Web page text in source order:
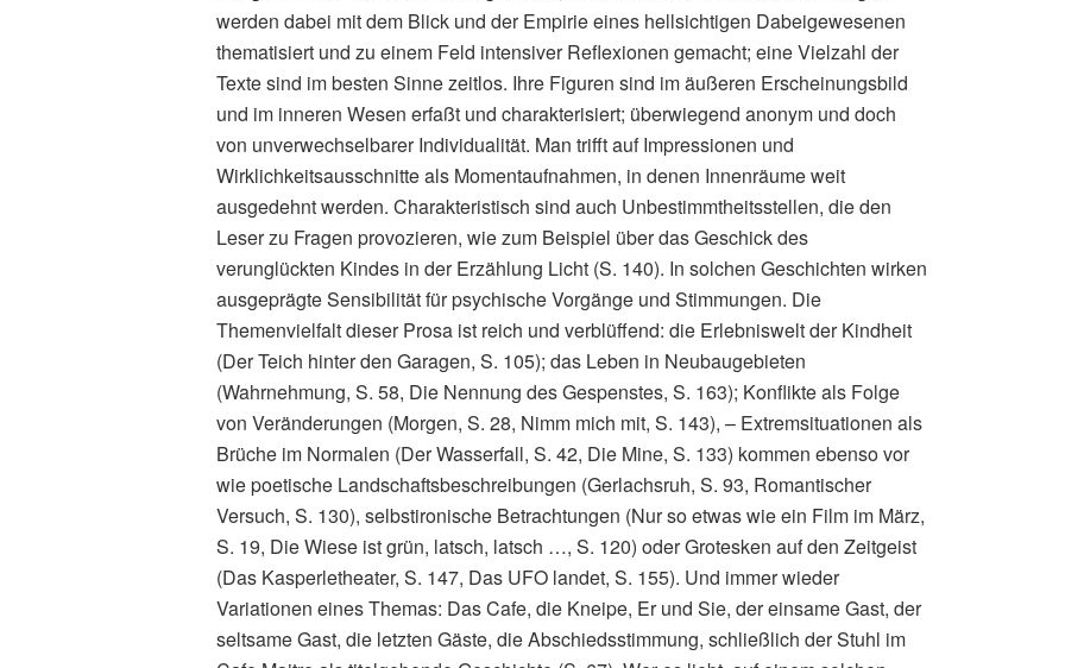
werden dabei mit dem Blick und der Empirie eines hellsichtigen Dabeigewesenen
thematisiert und zu einem Feld intensiver Reflexionen gemacht; eine Vielzahl der
Texte sind im besten Sinne zeitlos. Ihre Figuren sind im äußeren Erscheinungsbild
und im inneren Wesen erfaßt und charakterisiert; überwiegend anonym und doch
von unverwechselbarer Individualität. Man trifft auf Impressionen und
Wirklichkeitsausschnitte als Momentaufnahmen, in denen Innenräume weit
ausgedehnt werden. Charakteristisch sind auch Unbestimmtheitsstellen, die den
Leser zu Fragen provozieren, wie zum Beispiel über das Geschick des
verunglückten Kindes in der Erzählung Licht (S. 140). In solchen Geschichten wirken
ausgeprägte Sensibilität für psychische Vorgänge und Stimmungen. Die
Themenvielfalt dieser Prosa ist reich und verblüffend: die Erlebniswelt der Kindheit
(Der Teich hinter den Garagen, S. 105); das Leben in Neubaugebieten
(Wahrnehmung, S. 58, Die Nennung des Gespenstes, S. 163); Konflikte als Folge
von Veränderungen (Morgen, S. 28, Nimm mich mit, S. 143), – Extremsituationen als
Brüche im Normalen (Der Wasserfall, S. 42, Die Mine, S. 133) kommen ebenso vor
wie poetische Landschaftsbeschreibungen (Gerlachsruh, S. 93, Romantischer
Versuch, S. 130), selbstironische Betrachtungen (Nur so etwas wie ein Film im März,
S. 19, Die Wiese ist grün, latsch, latsch …, S. 120) oder Grotesken auf den Zeitgeist
(Das Kasperletheater, S. 147, Das UFO landet, S. 155). Und immer wieder
Variationen eines Themas: Das Cafe, die Kneipe, Er und Sie, der einsame Gast, der
seltsame Gast, die letzten Gäste, die Abschiedsstimmung, schließlich der Stuhl im